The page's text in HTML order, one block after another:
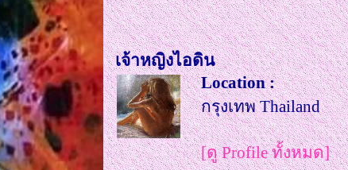
เจ้าหญิงไอดิน
Location :
กรุงเทพ Thailand
[ดู Profile ทั้งหมด]